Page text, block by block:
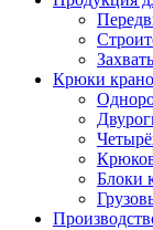
Крюки
Блоки